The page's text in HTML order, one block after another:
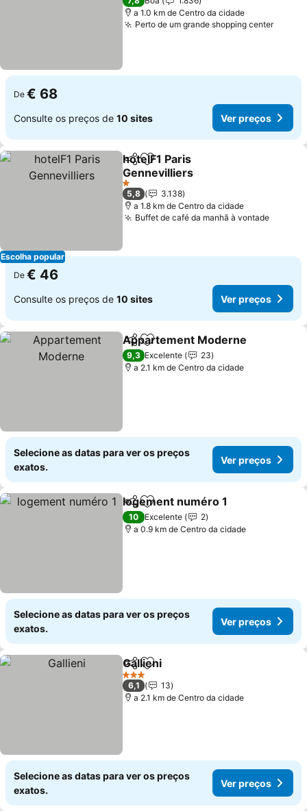
a 1.0 km de Centro da cidade
Perto de um grande shopping centerVer
De € 68
Consulte os preços de 10 sites Ver preços
Escolha popular
PartilharAdicionar aos favoritos
hotelF1 Paris
Gennevilliers
Ver preços
1 Estrelas
5,8
3.138
a 1.8 km de Centro da cidade
Buffet de café da manhã à vontadeVer
De € 46
Consulte os preços de 10 sites Ver preços
PartilharAdicionar aos favoritos
Appartement Moderne
9,3 Excelente
23
a 2.1 km de Centro da cidade
Selecione as datas para ver os preços
exatos.
Ver preços
PartilharAdicionar aos favoritos
logement numéro 1
10 Excelente
2
a 0.9 km de Centro da cidade
Selecione as datas para ver os preços
exatos.
Ver preços
PartilharAdicionar aos favoritos
Gallieni
3 Estrelas
6,1
13
a 2.1 km de Centro da cidade
Selecione as datas para ver os preços
exatos.
Ver preços